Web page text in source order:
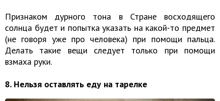
Признаком дурного тона в Стране восходящего
солнца будет и попытка указать на какой-то предмет
(не говоря уже про человека) при помощи пальца.
Делать такие вещи следует только при помощи
взмаха руки.
8. Нельзя оставлять еду на тарелке